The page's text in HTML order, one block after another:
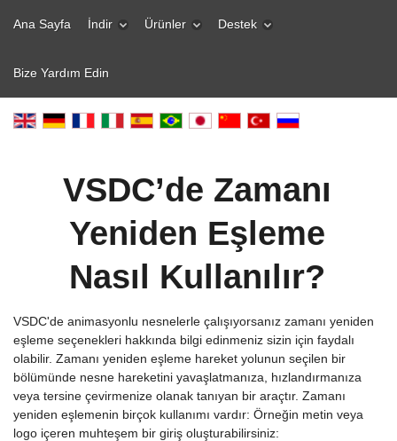
Ana Sayfa İndir Ürünler Destek
Bize Yardım Edin
VSDC’de Zamanı
Yeniden Eşleme
Nasıl Kullanılır?
VSDC'de animasyonlu nesnelerle çalışıyorsanız zamanı yeniden
eşleme seçenekleri hakkında bilgi edinmeniz sizin için faydalı
olabilir. Zamanı yeniden eşleme hareket yolunun seçilen bir
bölümünde nesne hareketini yavaşlatmanıza, hızlandırmanıza
veya tersine çevirmenize olanak tanıyan bir araçtır. Zamanı
yeniden eşlemenin birçok kullanımı vardır: Örneğin metin veya
logo içeren muhteşem bir giriş oluşturabilirsiniz: